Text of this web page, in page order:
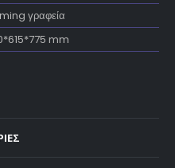
γραφεία
mm